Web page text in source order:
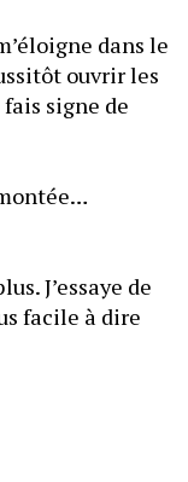
dans le
ouvrir les
signe de
J’essaye de
facile à dire